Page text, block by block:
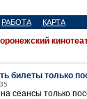
РАБОТА КАРТА
билеты только
сеансы только